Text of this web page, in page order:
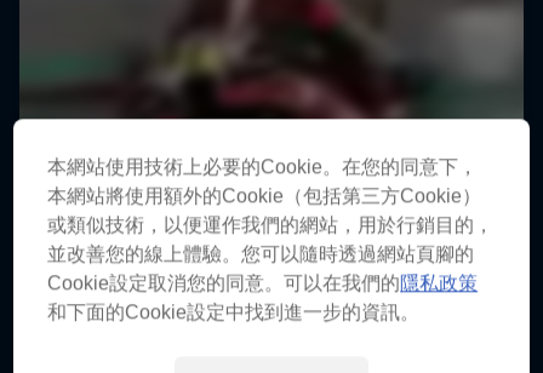
本網站使用技術上必要的Cookie。在您的同意下，
本網站將使用額外的Cookie（包括第三方Cookie）
或類似技術，以便運作我們的網站，用於行銷目的，
並改善您的線上體驗。您可以隨時透過網站頁腳的
Cookie設定取消您的同意。可以在我們的隱私政策
和下面的Cookie設定中找到進一步的資訊。